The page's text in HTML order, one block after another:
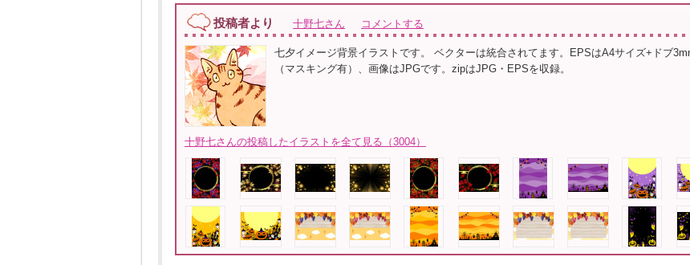
投稿者より 十野七さん コメントする
七夕イメージ背景イラストです。 ベクターは統合されてます。EPSはA4サイズ+ドブ
（マスキング有）、画像はJPGです。zipはJPG・EPSを収録。
十野七さんの投稿したイラストを全て見る（3004）